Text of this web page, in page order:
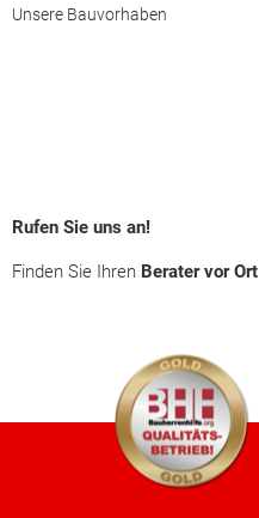
Grieskirchen
Linz-Land
Perg
Ried im Innkreis
Rohrbach
Schärding
Unsere Bauvorhaben
Rufen Sie uns an!
Finden Sie Ihren Berater vor Ort